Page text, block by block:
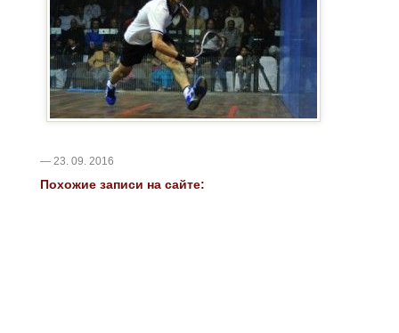
— 23. 09. 2016
Похожие записи на сайте: